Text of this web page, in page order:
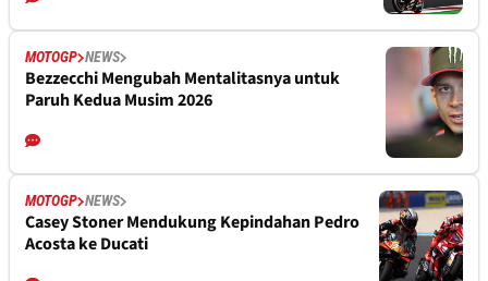
MOTOGP NEWS
Bezzecchi Mengubah Mentalitasnya untuk
Paruh Kedua Musim 2026
MOTOGP NEWS
Casey Stoner Mendukung Kepindahan Pedro
Acosta ke Ducati